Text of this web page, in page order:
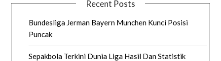
Recent Posts
Bundesliga Jerman Bayern Munchen Kunci Posisi
Puncak
Sepakbola Terkini Dunia Liga Hasil Dan Statistik